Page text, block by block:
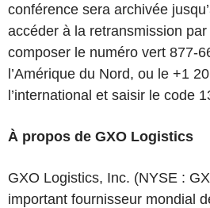
conférence sera archivée
accéder à la retransmission
composer le numéro vert 877-
l’Amérique du Nord, ou le +1
l’international et saisir le code
À propos de GXO Logistics
GXO Logistics, Inc. (NYSE :
important fournisseur mondial